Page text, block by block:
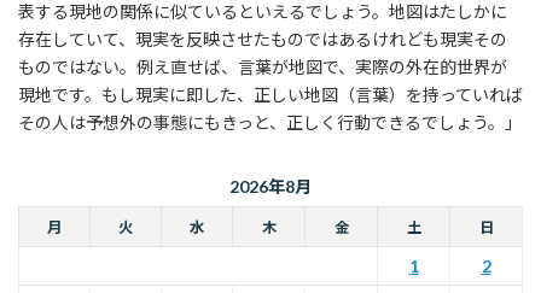
表する現地の関係に似ているといえるでしょう。地図はたしかに
存在していて、現実を反映させたものではあるけれども現実その
ものではない。例え直せば、言葉が地図で、実際の外在的世界が
現地です。もし現実に即した、正しい地図（言葉）を持っていれば
その人は予想外の事態にもきっと、正しく行動できるでしょう。」
2026年8月
月 火 水 木 金 土 日
1
2